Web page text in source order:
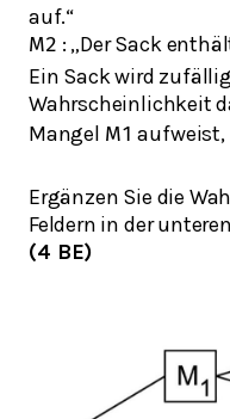
auf.“
M2 : „Der Sack
Ein Sack wird
Wahrscheinlichkeit
Mangel M1 aufweist,
Ergänzen Sie die
Feldern in der
(4 BE)